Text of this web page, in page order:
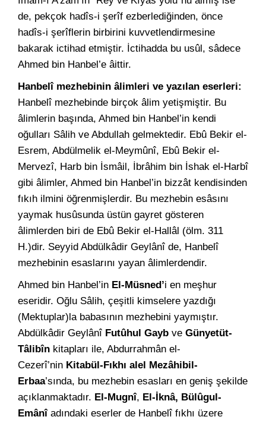
de, pekçok hadîs-i şerîf ezberlediğinden, önce
hadîs-i şerîflerin birbirini kuvvetlendirmesine
bakarak ictihad etmiştir. İctihadda bu usûl, sâdece
Ahmed bin Hanbel’e âittir.
Hanbelî mezhebinin âlimleri ve yazılan eserleri:
Hanbelî mezhebinde birçok âlim yetişmiştir. Bu
âlimlerin başında, Ahmed bin Hanbel’in kendi
oğulları Sâlih ve Abdullah gelmektedir. Ebû Bekir el-
Esrem, Abdülmelik el-Meymûnî, Ebû Bekir el-
Mervezî, Harb bin İsmâil, İbrâhim bin İshak el-Harbî
gibi âlimler, Ahmed bin Hanbel’in bizzât kendisinden
fıkıh ilmini öğrenmişlerdir. Bu mezhebin esâsını
yaymak husûsunda üstün gayret gösteren
âlimlerden biri de Ebû Bekir el-Hallâl (ölm. 311
H.)dir. Seyyid Abdülkâdir Geylânî de, Hanbelî
mezhebinin esaslarını yayan âlimlerdendir.
Ahmed bin Hanbel’in El-Müsned’i en meşhur
eseridir. Oğlu Sâlih, çeşitli kimselere yazdığı
(Mektuplar)la babasının mezhebini yaymıştır.
Abdülkâdir Geylânî Futûhul Gayb ve Günyetüt-
Tâlibîn kitapları ile, Abdurrahmân el-
Cezerî’nin Kitabül-Fıkhı alel Mezâhibil-
Erbaa’sında, bu mezhebin esasları en geniş şekilde
açıklanmaktadır. El-Mugnî, El-İknâ, Bülûgul-
Emânîadındaki eserler de Hanbelî fıkhı üzere